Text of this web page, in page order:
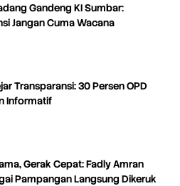
Gandeng KI Sumbar:
Jangan Cuma Wacana
Transparansi: 30 Persen OPD
Informatif
Gerak Cepat: Fadly Amran
Pampangan Langsung Dikeruk